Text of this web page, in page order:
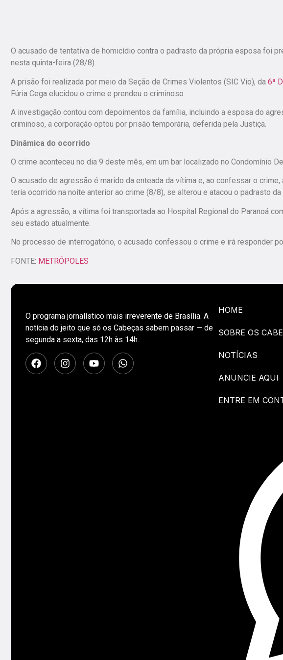
O acusado de tentativa de homicídio contra o padrasto da própria esposa foi
nesta quinta-feira (28/8).
A prisão foi realizada por meio da Seção de Crimes Violentos (SIC Vio), da 6ª
Fúria Cega elucidou o crime e prendeu o criminoso
A investigação contou com depoimentos da família, incluindo a esposa do
criminoso, a corporação optou por prisão temporária, deferida pela Justiça.
Dinâmica do ocorrido
O crime aconteceu no dia 9 deste mês, em um bar localizado no Condomínio
O acusado de agressão é marido da enteada da vítima e, ao confessar o
teria ocorrido na noite anterior ao crime (8/8), se alterou e atacou o padrasto
Após a agressão, a vítima foi transportada ao Hospital Regional do Paranoá
seu estado atualmente.
No processo de interrogatório, o acusado confessou o crime e irá responder
FONTE: METRÓPOLES
O programa jornalístico mais irreverente de Brasília. A
notícia do jeito que só os Cabeças sabem passar — de
segunda a sexta, das 12h às 14h.
HOME
SOBRE OS
NOTÍCIAS
ANUNCIE AQUI
ENTRE EM